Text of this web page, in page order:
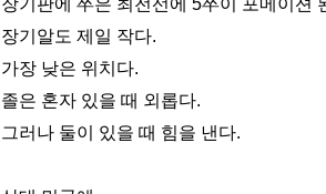
장기판에 卒은 최전선에 5卒이 포메이션
장기알도 제일 작다.
가장 낮은 위치다.
졸은 혼자 있을 때 외롭다.
그러나 둘이 있을 때 힘을 낸다.